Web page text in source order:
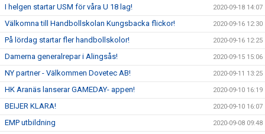
I helgen startar USM för våra U 18 lag! 2020-09-18 14:07
Välkomna till Handbollskolan Kungsbacka flickor! 2020-09-16 12:30
På lördag startar fler handbollskolor! 2020-09-16 12:25
Damerna generalrepar i Alingsås! 2020-09-15 15:06
NY partner - Välkommen Dovetec AB! 2020-09-11 13:25
HK Aranäs lanserar GAMEDAY- appen! 2020-09-10 16:19
BEIJER KLARA! 2020-09-10 16:07
EMP utbildning 2020-09-08 09:48